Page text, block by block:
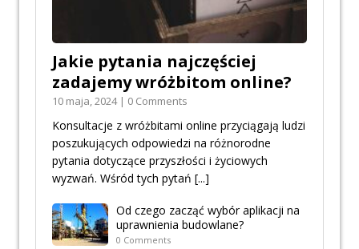
Jakie pytania najczęściej
zadajemy wróżbitom online?
10 maja, 2024 | 0 Comments
Konsultacje z wróżbitami online przyciągają ludzi
poszukujących odpowiedzi na różnorodne
pytania dotyczące przyszłości i życiowych
wyzwań. Wśród tych pytań [...]
Od czego zacząć wybór aplikacji na
uprawnienia budowlane?
0 Comments